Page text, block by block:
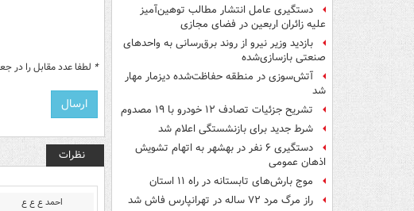
دستگیری عامل انتشار مطالب توهین‌آمیز
علیه زائران اربعین در فضای مجازی
بازدید وزیر نیرو از روند برق‌رسانی به واحدهای
صنعتی بازسازی‌شده
آتش‌سوزی در منطقه حفاظت‌شده دیزمار مهار
شد
تشریح جزئیات تصادف ۱۲ خودرو با ۱۹ مصدوم
شرط جدید برای بازنشستگی اعلام شد
دستگیری ۶ نفر در بهشهر به اتهام تشویش
اذهان عمومی
موج بارش‌های تابستانه در راه ۱۱ استان
راز مرگ مرد ۷۲ ساله در تهرانپارس فاش شد
* لطفا عدد مقابل را در
نظرات
احمد ع ع ع